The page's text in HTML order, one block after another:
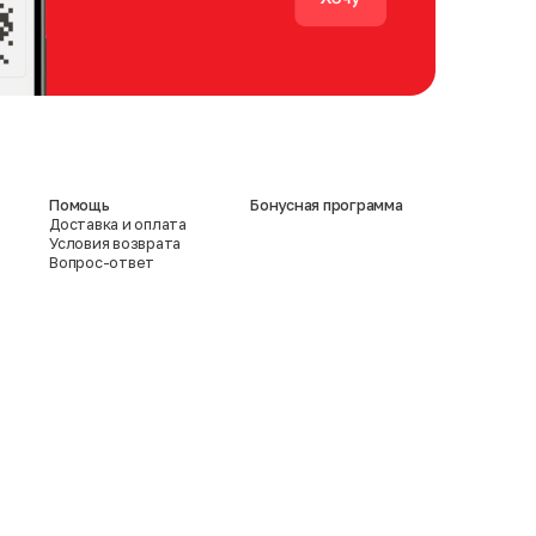
Помощь
Доставка и оплата
Условия возврата
Вопрос-ответ
Бонусная программа